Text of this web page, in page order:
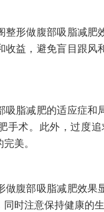
整形做腹部吸脂减
收益，避免盲目跟
吸脂减肥的适应症
手术。此外，过度
美。
做腹部吸脂减肥效
时注意保持健康的